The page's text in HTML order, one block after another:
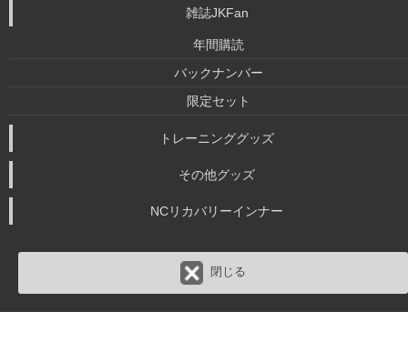
雑誌JKFan
年間購読
バックナンバー
限定セット
トレーニンググッズ
その他グッズ
NCリカバリーインナー
閉じる